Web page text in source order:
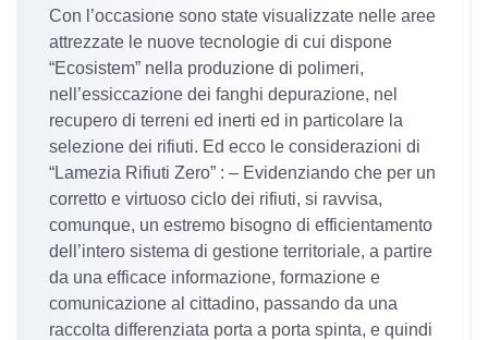
Con l’occasione sono state visualizzate nelle aree
attrezzate le nuove tecnologie di cui dispone
“Ecosistem” nella produzione di polimeri,
nell’essiccazione dei fanghi depurazione, nel
recupero di terreni ed inerti ed in particolare la
selezione dei rifiuti. Ed ecco le considerazioni di
“Lamezia Rifiuti Zero” : – Evidenziando che per un
corretto e virtuoso ciclo dei rifiuti, si ravvisa,
comunque, un estremo bisogno di efficientamento
dell’intero sistema di gestione territoriale, a partire
da una efficace informazione, formazione e
comunicazione al cittadino, passando da una
raccolta differenziata porta a porta spinta, e quindi